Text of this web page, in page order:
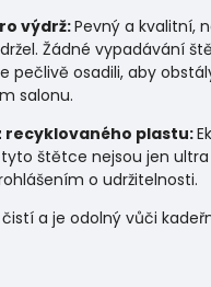
výdrž:Pevný a kvalitní,
Žádné vypadávání
pečlivě osadili, aby
salonu.
recyklovaného plastu:
štětce nejsou jen
o udržitelnosti.
a je odolný vůči